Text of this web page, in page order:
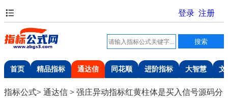
首页 精品指标 通达信 同花顺 进阶指标 大智慧 文
指标公式> 通达信 > 强庄异动指标红黄柱体是买入信号源码分